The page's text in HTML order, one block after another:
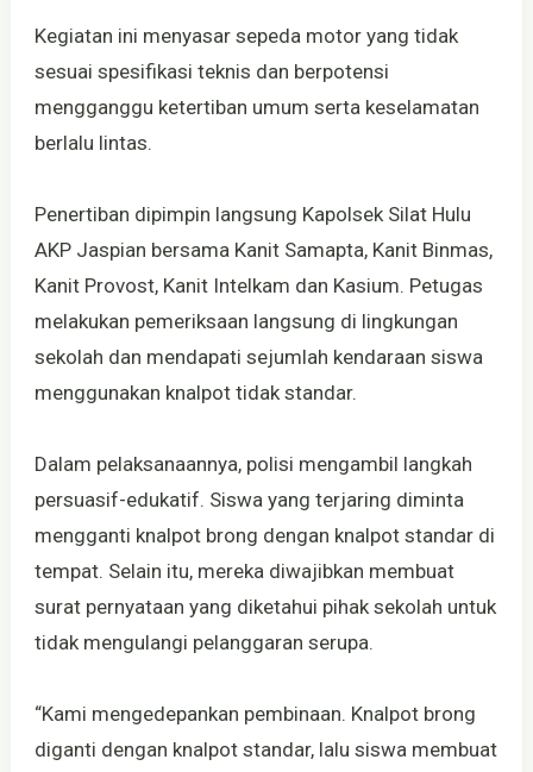
Kegiatan ini menyasar sepeda motor yang tidak
sesuai spesifikasi teknis dan berpotensi
mengganggu ketertiban umum serta keselamatan
berlalu lintas.
Penertiban dipimpin langsung Kapolsek Silat Hulu
AKP Jaspian bersama Kanit Samapta, Kanit Binmas,
Kanit Provost, Kanit Intelkam dan Kasium. Petugas
melakukan pemeriksaan langsung di lingkungan
sekolah dan mendapati sejumlah kendaraan siswa
menggunakan knalpot tidak standar.
Dalam pelaksanaannya, polisi mengambil langkah
persuasif-edukatif. Siswa yang terjaring diminta
mengganti knalpot brong dengan knalpot standar di
tempat. Selain itu, mereka diwajibkan membuat
surat pernyataan yang diketahui pihak sekolah untuk
tidak mengulangi pelanggaran serupa.
“Kami mengedepankan pembinaan. Knalpot brong
diganti dengan knalpot standar, lalu siswa membuat